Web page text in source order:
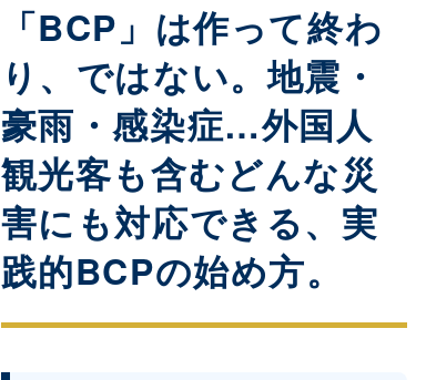
「BCP」は作って終わ
り、ではない。地震・
豪雨・感染症…外国人
観光客も含むどんな災
害にも対応できる、実
践的BCPの始め方。